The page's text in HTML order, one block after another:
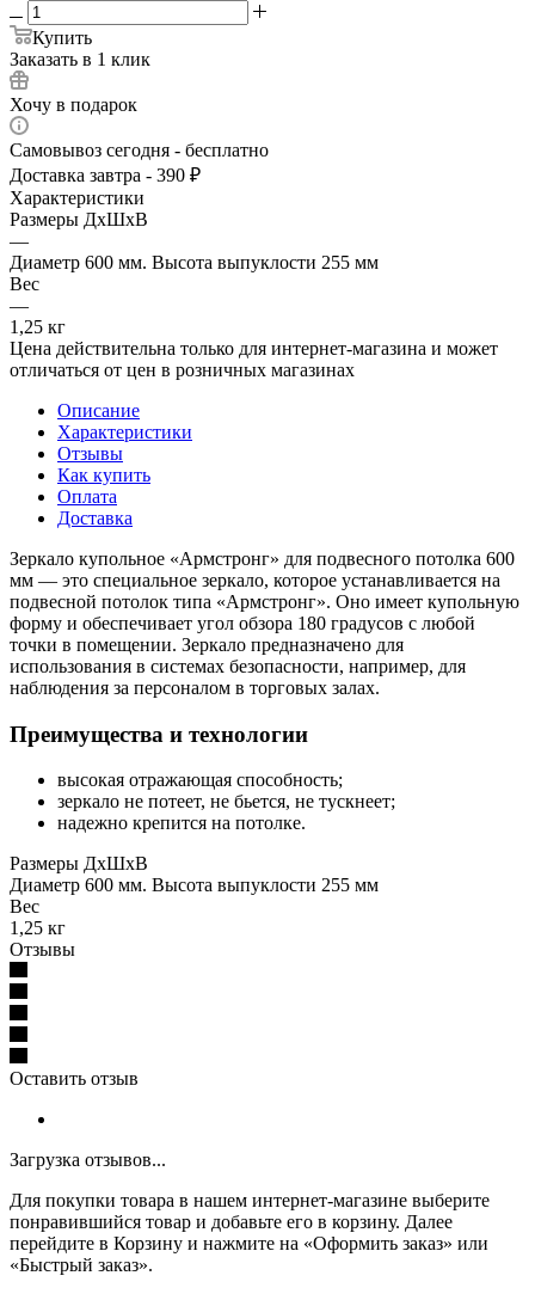
Купить
Заказать в 1 клик
Хочу в подарок
Самовывоз сегодня - бесплатно
Доставка завтра - 390 ₽
Характеристики
Размеры ДхШхВ
—
Диаметр 600 мм. Высота выпуклости 255 мм
Вес
—
1,25 кг
Цена действительна только для интернет-магазина и может
отличаться от цен в розничных магазинах
Описание
Характеристики
Отзывы
Как купить
Оплата
Доставка
Зеркало купольное «Армстронг» для подвесного потолка 600
мм — это специальное зеркало, которое устанавливается на
подвесной потолок типа «Армстронг». Оно имеет купольную
форму и обеспечивает угол обзора 180 градусов с любой
точки в помещении. Зеркало предназначено для
использования в системах безопасности, например, для
наблюдения за персоналом в торговых залах.
Преимущества и технологии
высокая отражающая способность;
зеркало не потеет, не бьется, не тускнеет;
надежно крепится на потолке.
Размеры ДхШхВ
Диаметр 600 мм. Высота выпуклости 255 мм
Вес
1,25 кг
Отзывы
Оставить отзыв
Загрузка отзывов...
Для покупки товара в нашем интернет-магазине выберите
понравившийся товар и добавьте его в корзину. Далее
перейдите в Корзину и нажмите на «Оформить заказ» или
«Быстрый заказ».